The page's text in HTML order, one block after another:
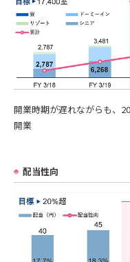
開業時期が遅れながらも、
開業
配当性向